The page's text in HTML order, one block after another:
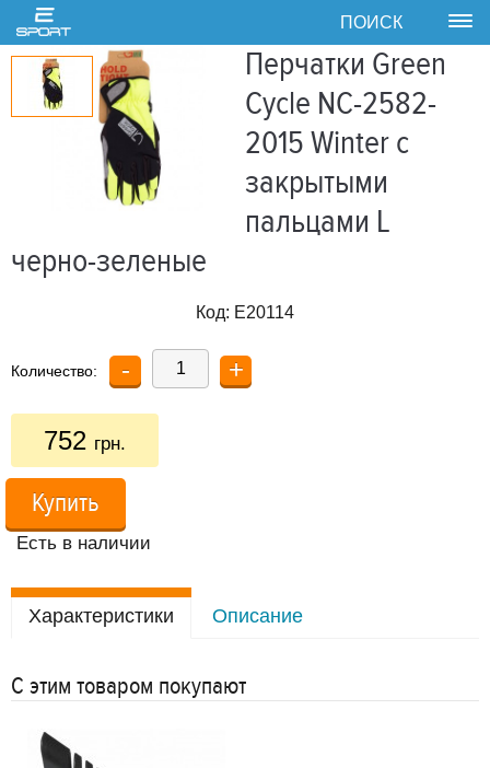
ПОИСК
Перчатки Green
Cycle NC-2582-
2015 Winter с
закрытыми
пальцами L
черно-зеленые
Код: E20114
Количество: - +
752 грн.
Купить
Есть в наличии
Характеристики Описание
С этим товаром покупают